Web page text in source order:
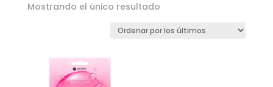
Mostrando el único resultado